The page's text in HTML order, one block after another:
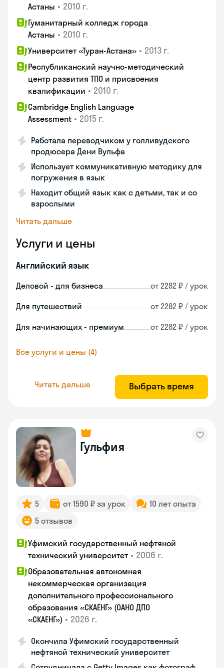
Астаны • 2010 г.
Гуманитарный колледж города
Астаны • 2010 г.
Университет «Туран-Астана» • 2013 г.
Республиканский научно-методический
центр развития ТПО и присвоения
квалификации • 2010 г.
Cambridge English Language
Assessment • 2015 г.
Работала переводчиком у голливудского
продюсера Дени Вульфа
Использует коммуникативную методику для
погружения в язык
Находит общий язык как с детьми, так и со
взрослыми
Читать дальше
Услуги и цены
Английский язык
Деловой - для бизнеса от 2282 ₽ / урок
Для путешествий от 2282 ₽ / урок
Для начинающих - премиум от 2282 ₽ / урок
Все услуги и цены (4)
Читать дальше Выбрать время
Гульфия
5 от 1590 ₽ за урок
10 лет опыта
5 отзывов
Уфимский государственный нефтяной
технический университет • 2006 г.
Образовательная автономная
некоммерческая организация
дополнительного профессионального
образования «СКАЕНГ» (ОАНО ДПО
«СКАЕНГ») • 2026 г.
Окончила Уфимский государственный
нефтяной технический университет